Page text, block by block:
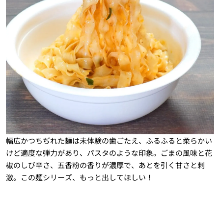
幅広かつちぢれた麺は未体験の歯ごたえ、ふるふると柔らかい
けど適度な弾力があり、パスタのような印象。ごまの風味と花
椒のしび辛さ、五香粉の香りが濃厚で、あとを引く甘さと刺
激。この麺シリーズ、もっと出してほしい！